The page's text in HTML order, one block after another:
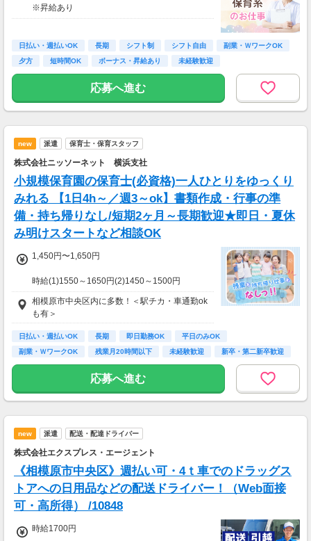
※昇給あり
◎日勤／経験者の場合
・日収(1,800*8)円（時給1,800円×8h）
※資格手当あり（時給50円～UP/資格の種類に
よって異なる）
支払方法：週払い
※週払いOK（規定あり）
→金曜日締め最短翌週火曜日にお給料GET♪
（稼働開始時は手続き完了次第となります）
交通費：別途全額支給
※車・バイク通勤に関して施設により異なる場
日払い・週払いOK 長期 シフト制 シフト自由
副業・ＷワークOK
夕方
短時間OK ボーナス・昇給あり 未経験歓迎
応募へ進む
new 派遣 保育士・保育スタッフ
株式会社ニッソーネット 横浜支社
小規模保育園の保育士(必資格)一人ひとりをゆっくり
みれる 【1日4h～／週3～ok】書類作成・行事の準
備・持ち帰りなし/短期2ヶ月～長期歓迎★即日・夏休
み明けスタートなど相談OK
1,450円〜1,650円
時給(1)1550～1650円(2)1450～1500円
(1)週40ｈ以上
(2)週40ｈ未満
【月収例】
290400円（時給1650円×8h×22日)
7：00～19：00で1日4ｈ～、週3～5日(週20h
以上)
★シフト例：9-18時、7-11時、8-12時、9-16時
など
間など相談OK！
★短期2ヶ月～長期歓迎！
相模原市中央区内に多数！＜駅チカ・車通勤ok
も有＞
日払い・週払いOK 長期 即日勤務OK
平日のみOK
副業・ＷワークOK
残業月20時間以下 未経験歓迎
新卒・第二新卒歓迎
フリーター歓迎
応募へ進む
new 派遣 配送・配達ドライバー
株式会社エクスプレス・エージェント
《相模原市中央区》週払い可・4ｔ車でのドラッグス
トアへの日用品などの配送ドライバー！（Web面接
可・高所得） /10848
時給1700円